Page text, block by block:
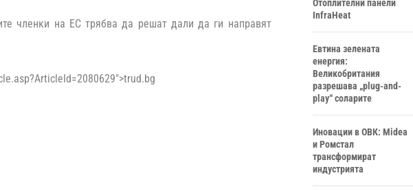
членки на ЕС трябва да решат дали да ги направят
Отоплителни панели
InfraHeat
Евтина зелената
енергия:
Великобритания
разрешава „plug-and-
play“ соларите
Иновации в ОВК: Midea
и Ромстал
трансформират
индустрията